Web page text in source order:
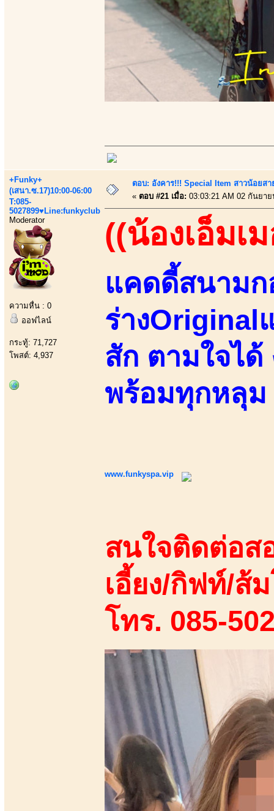
+Funky+
(เสนา.ซ.17)10:00-06:00
T:085-
5027899♥Line:funkyclub
Moderator
ความหื่น : 0
ออฟไลน์
กระทู้: 71,727
โพสต์: 4,937
ตอบ: อังคาร!!! Special Item สาวน้อยส
« ตอบ #21 เมื่อ: 03:03:21 AM 02 กันยา
((น้องเอ็มเ
แคดดี้สนามก
ร่างOriginal
สัก ตามใจได้
พร้อมทุกหลุม
www.funkyspa.vip
สนใจติดต่อส
เอี้ยง/กิฟท์/ส้
โทร. 085-